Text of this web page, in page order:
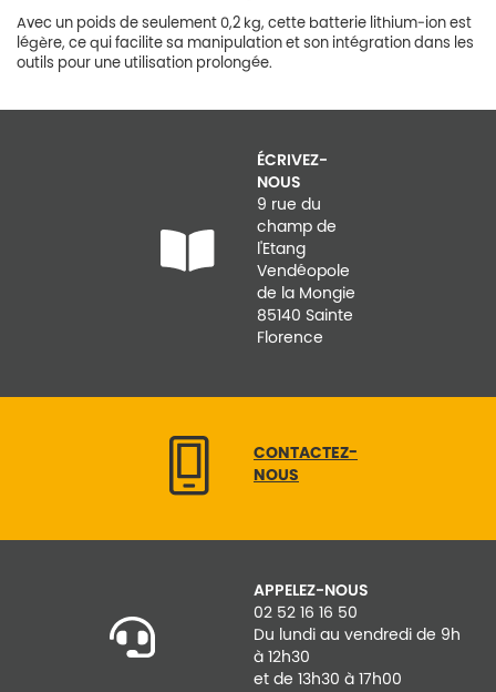
Avec un poids de seulement 0,2 kg, cette batterie lithium-ion est
légère, ce qui facilite sa manipulation et son intégration dans les
outils pour une utilisation prolongée.
ÉCRIVEZ-
NOUS
9 rue du
champ de
l'Etang
Vendéopole
de la Mongie
85140 Sainte
Florence
CONTACTEZ-
NOUS
APPELEZ-NOUS
02 52 16 16 50
Du lundi au vendredi de 9h
à 12h30
et de 13h30 à 17h00